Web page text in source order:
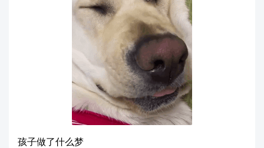
孩子做了什么梦